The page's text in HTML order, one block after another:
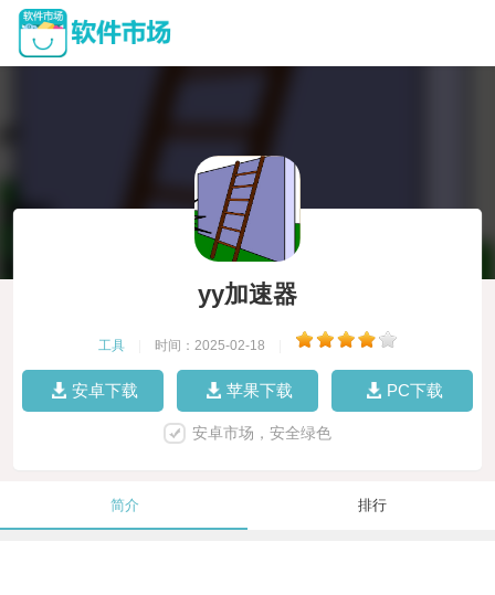
yy加速器
工具 时间：2025-02-18
安卓下载 苹果下载 PC下载
安卓市场，安全绿色
简介 排行